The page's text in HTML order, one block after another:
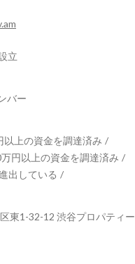
立
バー
以上の資金を調達済み /
円以上の資金を調達済み /
出している /
東1-32-12 渋谷プロパティー